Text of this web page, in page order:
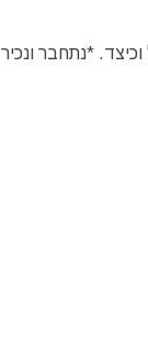
*נתחבר ונכיר